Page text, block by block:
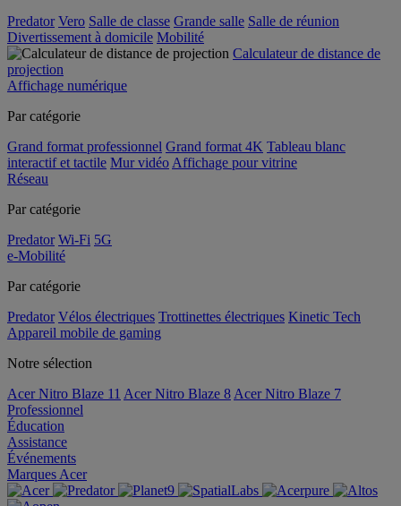
Predator Vero Salle de classe Grande salle Salle de réunion
Divertissement à domicile Mobilité
Calculateur de distance de
projection
Affichage numérique
Par catégorie
Grand format professionnel Grand format 4K Tableau blanc
interactif et tactile Mur vidéo Affichage pour vitrine
Réseau
Par catégorie
Predator Wi-Fi 5G
e-Mobilité
Par catégorie
Predator Vélos électriques Trottinettes électriques Kinetic Tech
Appareil mobile de gaming
Notre sélection
Acer Nitro Blaze 11 Acer Nitro Blaze 8 Acer Nitro Blaze 7
Professionnel
Éducation
Assistance
Événements
Marques Acer